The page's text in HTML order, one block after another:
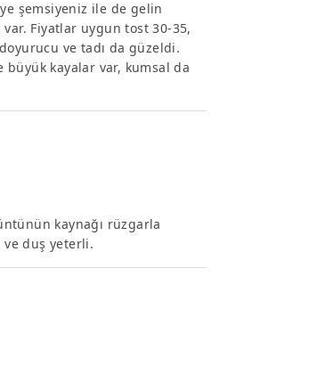
şemsiyeniz ile de gelin
var. Fiyatlar uygun tost 30-35,
ve tadı da güzeldi.
kayalar var, kumsal da
kaynağı rüzgarla
ve duş yeterli.